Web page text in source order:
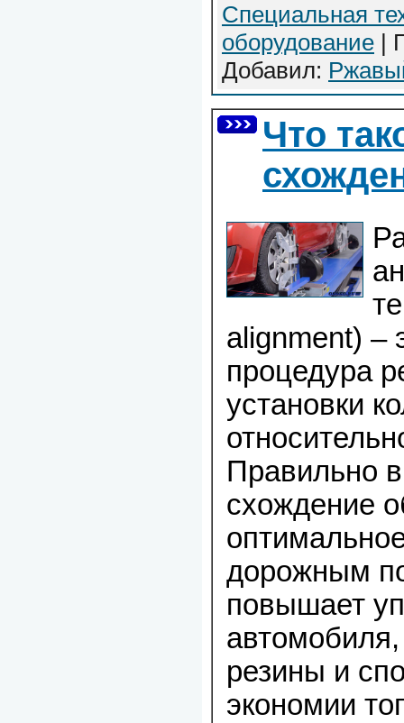
Специальная
оборудование |
Добавил:
Что
alignment) –
процедура
установки
Правильно
схождение
дорожным
повышает
резины и
экономии